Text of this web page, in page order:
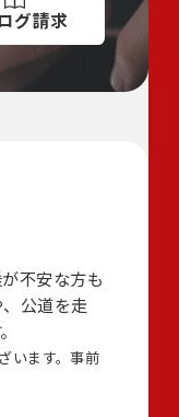
グ請求
不安な方も
公道を走
います。事前